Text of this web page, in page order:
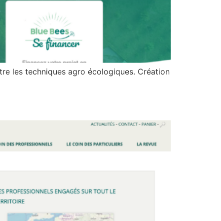
les techniques agro écologiques. Création